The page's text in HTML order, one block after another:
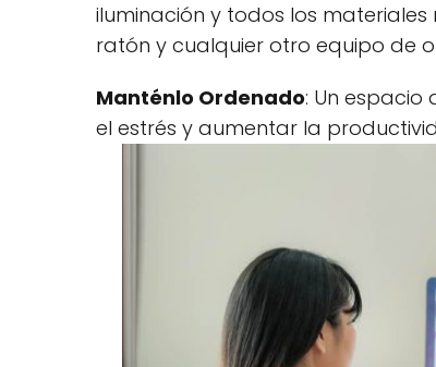
iluminación y todos los
ratón y cualquier otro equipo de
Manténlo Ordenado: Un
el estrés y aumentar la